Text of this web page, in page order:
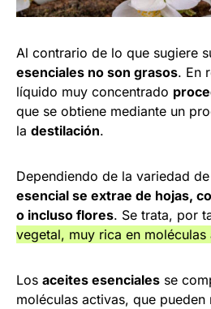
Al contrario de lo que sugiere
esenciales no son grasos. En
líquido muy concentrado
que se obtiene mediante un
la destilación.
Dependiendo de la variedad
esencial se extrae de hojas,
o incluso flores. Se trata, por
vegetal, muy rica en moléculas
Los aceites esenciales se
moléculas activas, que pueden